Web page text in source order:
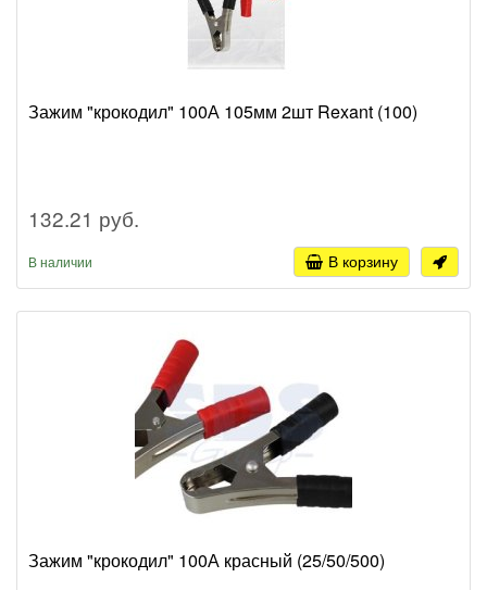
Зажим "крокодил" 100А 105мм 2шт Rexant (100)
132.21 руб.
В наличии В корзину
Зажим "крокодил" 100А красный (25/50/500)